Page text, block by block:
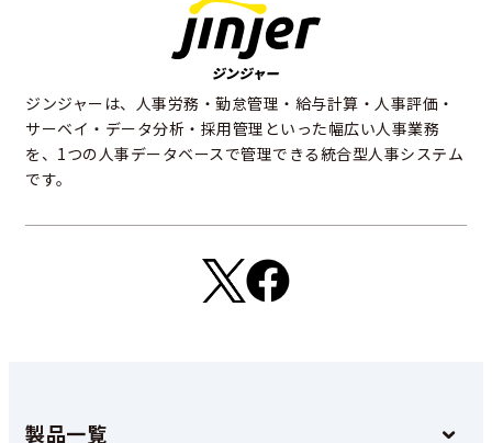
ジンジャーは、人事労務・勤怠管理・給与計算・人事評価・
サーベイ・データ分析・採用管理といった幅広い人事業務
を、1つの人事データベースで管理できる統合型人事システム
です。
製品一覧